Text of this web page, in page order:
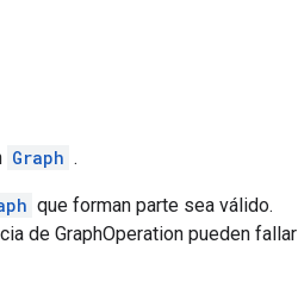
Graph .
que forman parte sea válido.
de GraphOperation pueden fallar